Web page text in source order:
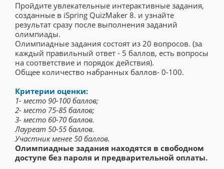
Пройдите увлекательные интерактивные задания,
созданные в iSpring QuizMaker 8. и узнайте
результат сразу после выполнения заданий
олимпиады.
Олимпиадные задания состоят из 20 вопросов. (за
каждый правильный ответ - 5 баллов, есть вопросы
на соответствие и порядок действия).
Общее количество набранных баллов- 0-100.
Критерии оценки:
1- место 90-100 баллов;
2- место 75-85 баллов;
3- место 60-70 баллов.
Лауреат 50-55 баллов.
Участник менее 50 баллов.
Олимпиадные задания находятся в свободном
доступе без пароля и предварительной оплаты.